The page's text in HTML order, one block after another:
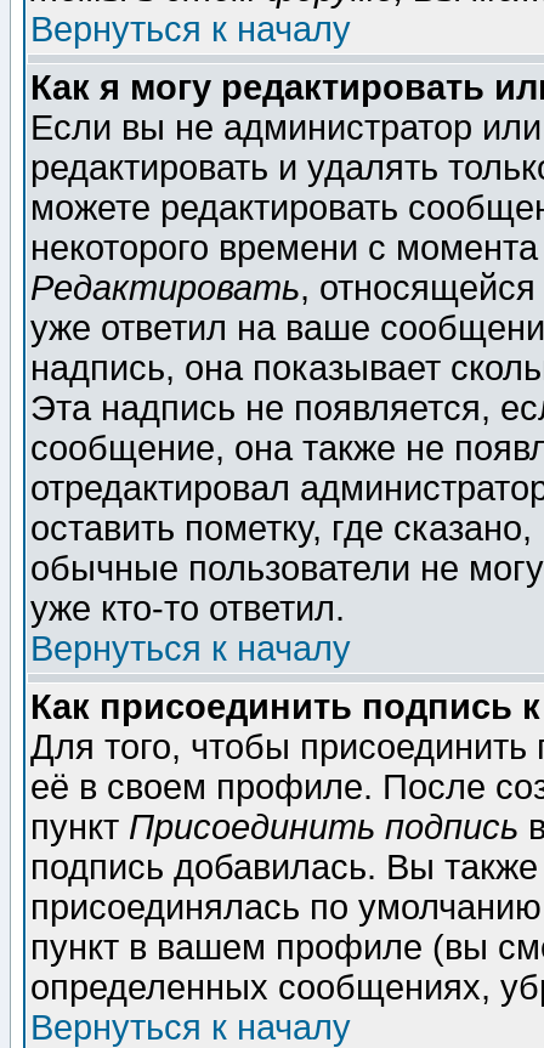
Вернуться к началу
Как я могу редактировать
Если вы не администратор
редактировать и удалять
можете редактировать
некоторого времени с
Редактировать,
уже ответил на ваше
надпись, она показывает
Эта надпись не появляется,
сообщение, она также не
отредактировал
оставить пометку, где
обычные пользователи не
уже кто-то ответил.
Вернуться к началу
Как присоединить подпись
Для того, чтобы
её в своем профиле. После
пункт Присоединить подпись
подпись добавилась. Вы
присоединялась по
пункт в вашем профиле (вы
определенных сообщениях,
Вернуться к началу